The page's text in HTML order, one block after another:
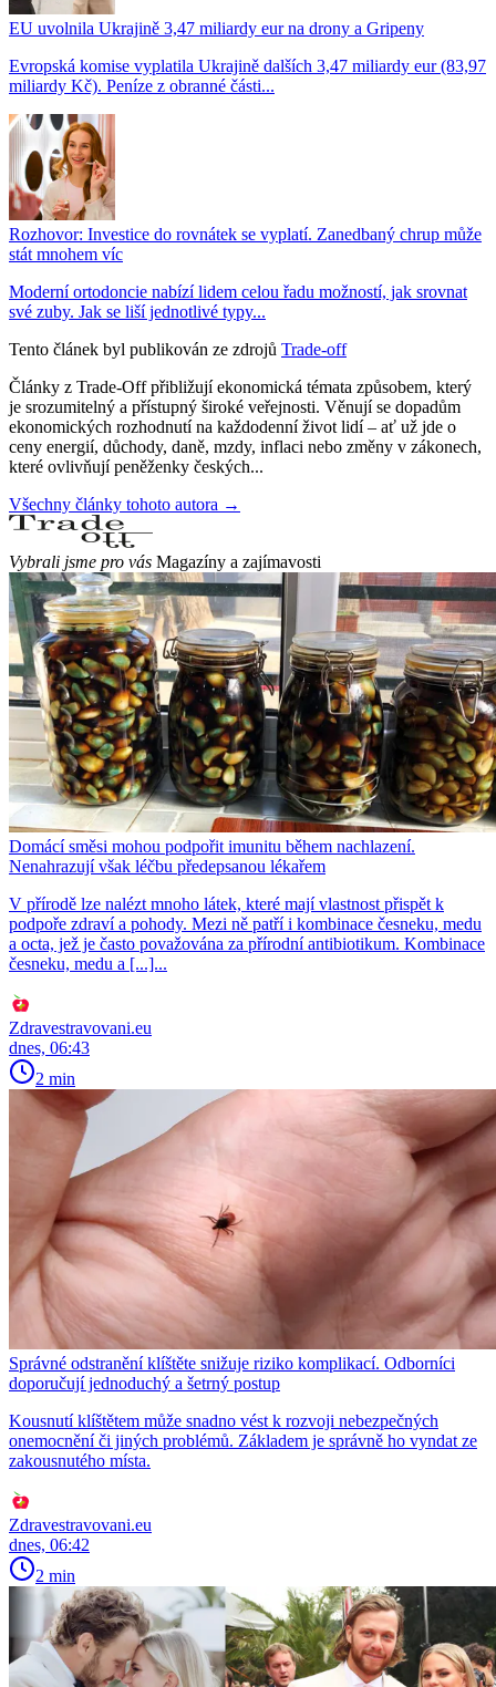
EU uvolnila Ukrajině 3,47 miliardy eur na drony a Gripeny
Evropská komise vyplatila Ukrajině dalších 3,47 miliardy eur (83,97
miliardy Kč). Peníze z obranné části...
Rozhovor: Investice do rovnátek se vyplatí. Zanedbaný chrup může
stát mnohem víc
Moderní ortodoncie nabízí lidem celou řadu možností, jak srovnat
své zuby. Jak se liší jednotlivé typy...
Tento článek byl publikován ze zdrojů Trade-off
Články z Trade-Off přibližují ekonomická témata způsobem, který
je srozumitelný a přístupný široké veřejnosti. Věnují se dopadům
ekonomických rozhodnutí na každodenní život lidí – ať už jde o
ceny energií, důchody, daně, mzdy, inflaci nebo změny v zákonech,
které ovlivňují peněženky českých...
Všechny články tohoto autora →
Vybrali jsme pro vás Magazíny a zajímavosti
Domácí směsi mohou podpořit imunitu během nachlazení.
Nenahrazují však léčbu předepsanou lékařem
V přírodě lze nalézt mnoho látek, které mají vlastnost přispět k
podpoře zdraví a pohody. Mezi ně patří i kombinace česneku, medu
a octa, jež je často považována za přírodní antibiotikum. Kombinace
česneku, medu a [...]...
Zdravestravovani.eu
dnes, 06:43
2 min
Správné odstranění klíštěte snižuje riziko komplikací. Odborníci
doporučují jednoduchý a šetrný postup
Kousnutí klíštětem může snadno vést k rozvoji nebezpečných
onemocnění či jiných problémů. Základem je správně ho vyndat ze
zakousnutého místa.
Zdravestravovani.eu
dnes, 06:42
2 min